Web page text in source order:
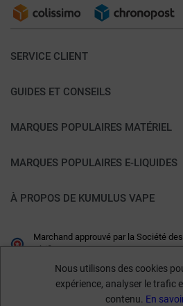
SERVICE CLIENT
GUIDES ET CONSEILS
MARQUES POPULAIRES MATÉRIEL
MARQUES POPULAIRES E-LIQUIDES
À PROPOS DE KUMULUS VAPE
Marchand approuvé par la Société
vérifier.
Nous utilisons des cookies
expérience, analyser le trafic
contenu. En